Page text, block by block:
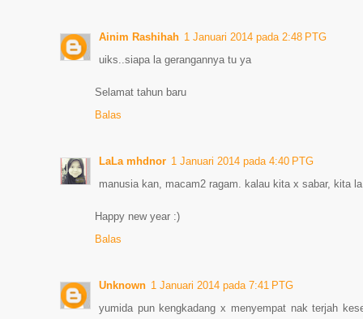
Ainim Rashihah 1 Januari 2014 pada 2:48 PTG
uiks..siapa la gerangannya tu ya
Selamat tahun baru
Balas
LaLa mhdnor 1 Januari 2014 pada 4:40 PTG
manusia kan, macam2 ragam. kalau kita x sabar, kita
Happy new year :)
Balas
Unknown 1 Januari 2014 pada 7:41 PTG
yumida pun kengkadang x menyempat nak terjah